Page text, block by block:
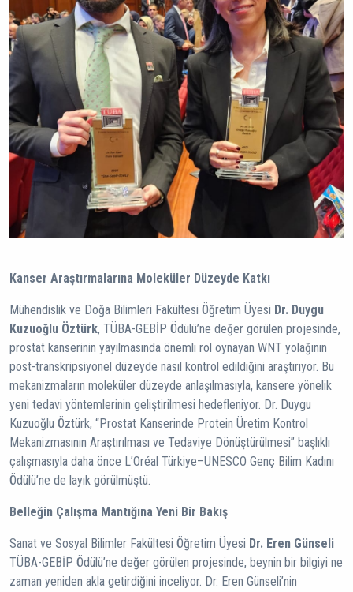
Kanser Araştırmalarına Moleküler Düzeyde Katkı
Mühendislik ve Doğa Bilimleri Fakültesi Öğretim Üyesi Dr. Duygu
Kuzuoğlu Öztürk, TÜBA-GEBİP Ödülü’ne değer görülen projesinde,
prostat kanserinin yayılmasında önemli rol oynayan WNT yolağının
post-transkripsiyonel düzeyde nasıl kontrol edildiğini araştırıyor. Bu
mekanizmaların moleküler düzeyde anlaşılmasıyla, kansere yönelik
yeni tedavi yöntemlerinin geliştirilmesi hedefleniyor. Dr. Duygu
Kuzuoğlu Öztürk, “Prostat Kanserinde Protein Üretim Kontrol
Mekanizmasının Araştırılması ve Tedaviye Dönüştürülmesi” başlıklı
çalışmasıyla daha önce L’Oréal Türkiye–UNESCO Genç Bilim Kadını
Ödülü’ne de layık görülmüştü.
Belleğin Çalışma Mantığına Yeni Bir Bakış
Sanat ve Sosyal Bilimler Fakültesi Öğretim Üyesi Dr. Eren Günseli
TÜBA-GEBİP Ödülü’ne değer görülen projesinde, beynin bir bilgiyi ne
zaman yeniden akla getirdiğini inceliyor. Dr. Eren Günseli’nin